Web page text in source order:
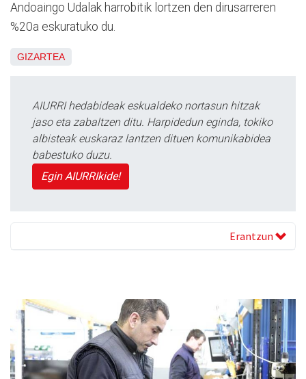
Andoaingo Udalak harrobitik lortzen den dirusarreren
%20a eskuratuko du.
GIZARTEA
AIURRI hedabideak eskualdeko nortasun hitzak
jaso eta zabaltzen ditu. Harpidedun eginda, tokiko
albisteak euskaraz lantzen dituen komunikabidea
babestuko duzu.
Egin AIURRIkide!
Erantzun